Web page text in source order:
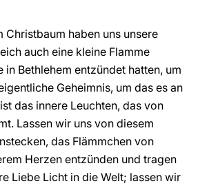
Christbaum haben uns unsere
auch eine kleine Flamme
in Bethlehem entzündet hatten, um
Geheimnis, um das es an
das innere Leuchten, das von
Lassen wir uns von diesem
das Flämmchen von
Herzen entzünden und tragen
Liebe Licht in die Welt; lassen wir